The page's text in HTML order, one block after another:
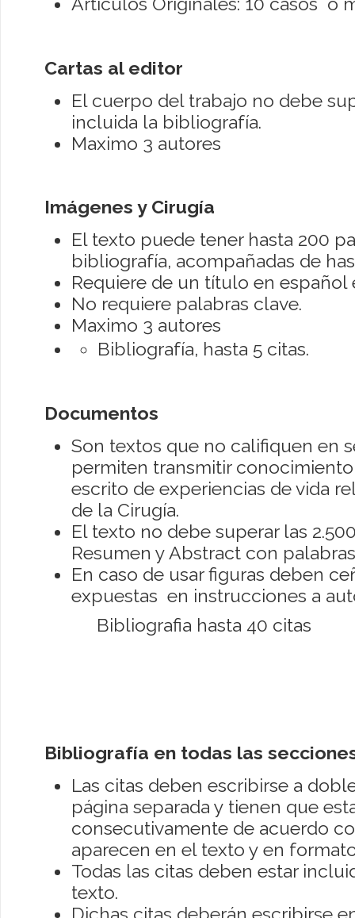
Cartas al editor
El cuerpo del trabajo no debe
incluida la bibliografía.
Maximo 3 autores
Imágenes y Cirugía
El texto puede tener hasta 200
bibliografía, acompañadas de
Requiere de un título en español
No requiere palabras clave.
Maximo 3 autores
Bibliografía, hasta 5 citas.
Documentos
Son textos que no califiquen en
permiten transmitir
escrito de experiencias de vida
de la Cirugía.
El texto no debe superar las
Resumen y Abstract con
En caso de usar figuras deben
expuestas en instrucciones a
Bibliografia hasta 40 citas
Bibliografía en todas las
Las citas deben escribirse a
página separada y tienen que
consecutivamente de acuerdo
aparecen en el texto y en
Todas las citas deben estar
texto.
Dichas citas deberán escribirse